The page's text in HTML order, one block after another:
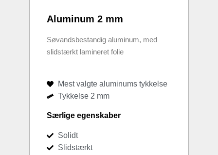
Aluminum 2 mm
Søvandsbestandig aluminum, med
slidstærkt lamineret folie
Mest valgte aluminums tykkelse
Tykkelse 2 mm
Særlige egenskaber
Solidt
Slidstærkt